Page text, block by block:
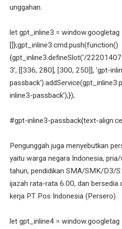
unggahan.
let gpt_inline3 = window.googletag
[]};gpt_inline3.cmd.push(function()
{gpt_inline3.defineSlot('/
3', [[336, 280], [300, 250]], 'gpt-
inline3-passback');});
#gpt-inline3-passback{text-
Pengunggah juga menyebutkan
yaitu warga negara Indonesia,
tahun, pendidikan SMA/SMK/D3/
ijazah rata-rata 6.00, dan bersedia
kerja PT Pos Indonesia (Persero).
let gpt_inline4 = window.googletag